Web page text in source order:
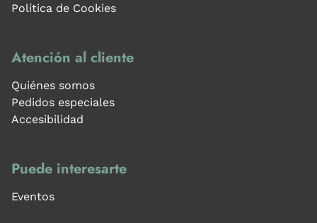
Política de Cookies
Atención al cliente
Quiénes somos
Pedidos especiales
Accesibilidad
Puede interesarte
Eventos